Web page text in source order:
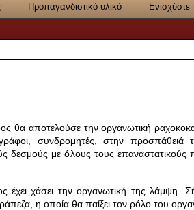
Προπαγανδιστικό υλικό
θα αποτελούσε την οργανωτική
συνδρομητές, στην προσπάθειά
δεσμούς με όλους τους επαναστατικούς
έχει χάσει την οργανωτική της λάμψη.
η οποία θα παίξει τον ρόλο του